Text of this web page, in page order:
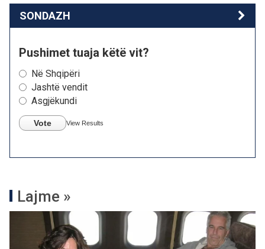
SONDAZH
Pushimet tuaja këtë vit?
Në Shqipëri
Jashtë vendit
Asgjëkundi
Vote View Results
Lajme »